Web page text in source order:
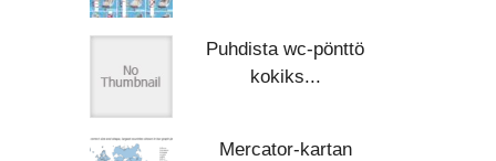
Puhdista wc-pönttö
kokiks...
Mercator-kartan